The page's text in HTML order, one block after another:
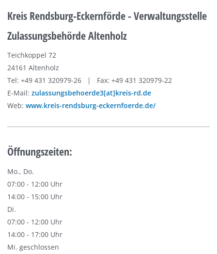
Kreis Rendsburg-Eckernförde - Verwaltungsstelle
Zulassungsbehörde Altenholz
Teichkoppel 72
24161 Altenholz
Tel: +49 431 320979-26 | Fax: +49 431 320979-22
E-Mail: zulassungsbehoerde3[at]kreis-rd.de
Web: www.kreis-rendsburg-eckernfoerde.de/
Öffnungszeiten:
Mo., Do.
07:00 - 12:00 Uhr
14:00 - 15:00 Uhr
Di.
07:00 - 12:00 Uhr
14:00 - 17:00 Uhr
Mi. geschlossen